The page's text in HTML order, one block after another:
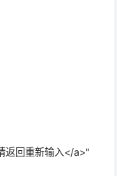
回重新输入</a>"